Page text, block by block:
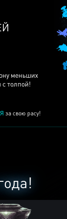
меньших
толпой!
за свою расу!